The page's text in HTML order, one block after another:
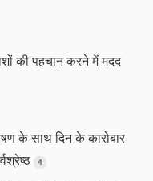
की पहचान करने में मदद
के साथ दिन के कारोबार
4